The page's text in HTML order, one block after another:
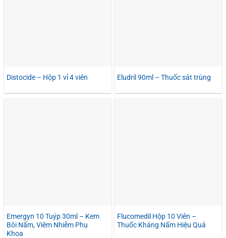
Distocide – Hộp 1 vỉ 4 viên Eludril 90ml – Thuốc sát trùng
Emergyn 10 Tuýp 30ml – Kem
Bôi Nấm, Viêm Nhiễm Phụ
Khoa
Flucomedil Hộp 10 Viên –
Thuốc Kháng Nấm Hiệu Quả